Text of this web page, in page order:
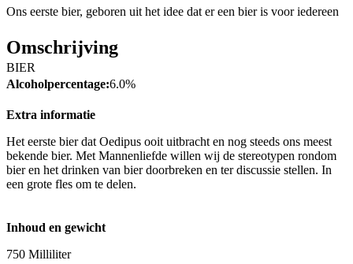
Ons eerste bier, geboren uit het idee dat er een bier is voor iedereen
Omschrijving
BIER
Alcoholpercentage:6.0%
Extra informatie
Het eerste bier dat Oedipus ooit uitbracht en nog steeds ons meest
bekende bier. Met Mannenliefde willen wij de stereotypen rondom
bier en het drinken van bier doorbreken en ter discussie stellen. In
een grote fles om te delen.
Inhoud en gewicht
750 Milliliter